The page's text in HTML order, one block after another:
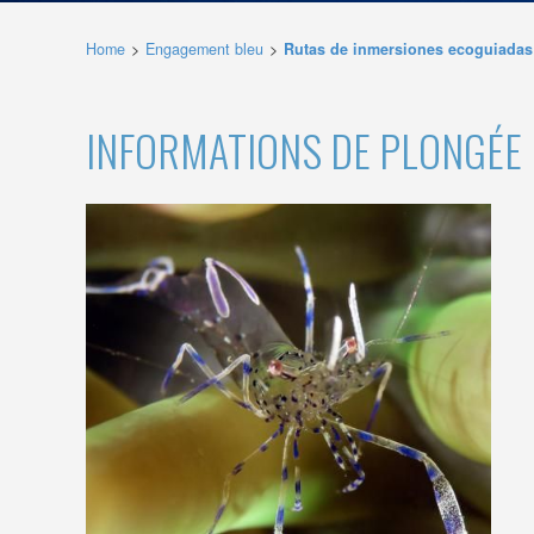
Home Engagement bleu Rutas de inmersiones ecoguiadas
INFORMATIONS DE PLONGÉE
Web
site